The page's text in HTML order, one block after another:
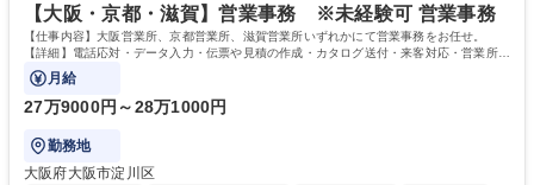
を込めてコミュニケーションをとりながら広報関連業務を行っておりま
す。 学歴・資格 学歴：大学院 大学 高専 短大 専修学校 高校 語学力： 資
格：
【大阪・京都・滋賀】営業事務 ※未経験可 営業事務
【仕事内容】大阪営業所、京都営業所、滋賀営業所いずれかにて営業事務をお任せ。
【詳細】電話応対・データ入力・伝票や見積の作成・カタログ送付・来客対応・営業所内
で発生する事務業務や業務改善をお任せ。
月給
27万9000円～28万1000円
勤務地
大阪府大阪市淀川区